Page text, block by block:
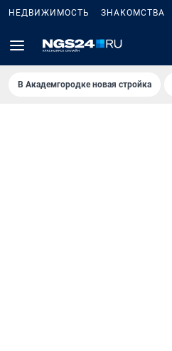
НЕДВИЖИМОСТЬ ЗНАКОМСТВА
В Академгородке новая стройка